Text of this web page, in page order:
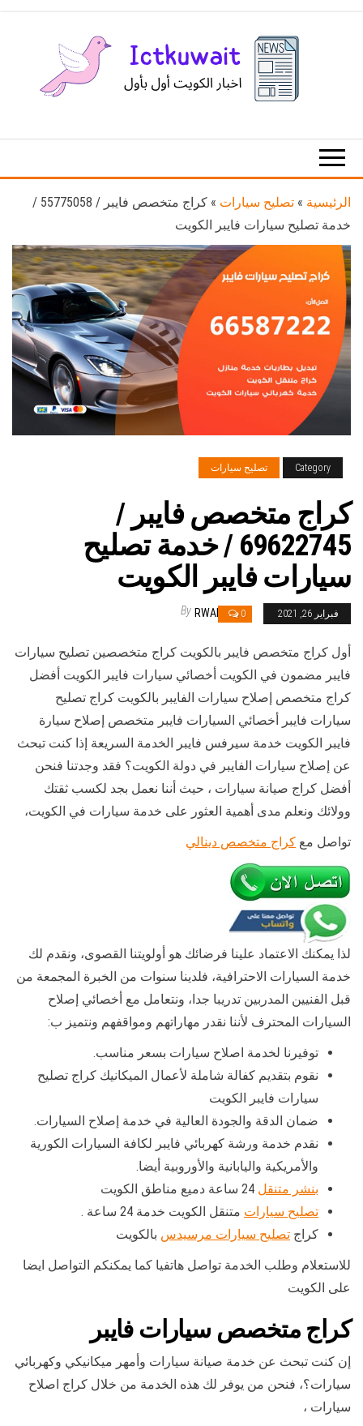
الكويت
الرئيسية » تصليح سيارات »
كراج متخصص فايبر / 55775058 /
خدمة تصليح سيارات فايبر الكويت
Category تصليح سيارات
كراج متخصص فايبر /
69622745‬ / خدمة تصليح
سيارات فايبر الكويت
فبراير 26, 2021 0
By RWAN
أول كراج متخصص فايبر بالكويت كراج متخصصين تصليح سيارات
فايبر مضمون في الكويت أخصائي سيارات فايبر الكويت أفضل
كراج متخصص إصلاح سيارات الفايبر بالكويت كراج تصليح
سيارات فايبر أخصائي السيارات فايبر متخصص إصلاح سيارة
فايبر الكويت خدمة سيرفس فايبر الخدمة السريعة إذا كنت تبحث
عن إصلاح سيارات الفايبر في دولة الكويت؟ فقد وجدتنا فنحن
أفضل كراج صيانة سيارات ، حيث أننا نعمل بجد لكسب ثقتك
وولائك ونعلم مدى أهمية العثور على خدمة سيارات في الكويت،
تواصل مع كراج متخصص دينالي
لذا يمكنك الاعتماد علينا فرضائك هو أولويتنا القصوى، ونقدم لك
خدمة السيارات الاحترافية، فلدينا سنوات من الخبرة المجمعة من
قبل الفنيين المدربين تدريبا جدا، ونتعامل مع أخصائي إصلاح
السيارات المحترف لأننا نقدر مهاراتهم ومواقفهم ونتميز ب:
توفيرنا لخدمة اصلاح سيارات بسعر مناسب.
نقوم بتقديم كفالة شاملة لأعمال الميكانيك كراج تصليح
سيارات فايبر الكويت
ضمان الدقة والجودة العالية في خدمة إصلاح السيارات.
نقدم خدمة ورشة كهربائي فايبر لكافة السيارات الكورية
والأمريكية واليابانية والأوروبية أيضا.
بنشر متنقل
تصليح سيارات متنقل الكويت خدمة 24 ساعة .
كراج تصليح سيارات مرسيدس بالكويت
للاستعلام وطلب الخدمة تواصل هاتفيا كما يمكنكم التواصل ايضا
على الكويت
كراج متخصص سيارات فايبر
إن كنت تبحث عن خدمة صيانة سيارات وأمهر ميكانيكي وكهربائي
سيارات؟، فنحن من يوفر لك هذه الخدمة من خلال كراج اصلاح
سيارات ،